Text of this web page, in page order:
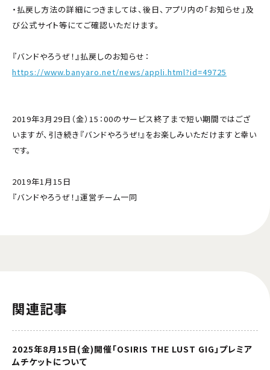
・払戻し方法の詳細につきましては、後日、アプリ内の「お知らせ」及
び公式サイト等にてご確認いただけます。
『バンドやろうぜ！』払戻しのお知らせ：
https://www.banyaro.net/news/appli.html?id=49725
2019年3月29日（金）15：00のサービス終了まで短い期間ではござ
いますが、引き続き『バンドやろうぜ!』をお楽しみいただけますと幸い
です。
2019年1月15日
『バンドやろうぜ！』運営チーム一同
関連記事
2025年8月15日(金)開催「OSIRIS THE LUST GIG」プレミア
ムチケットについて